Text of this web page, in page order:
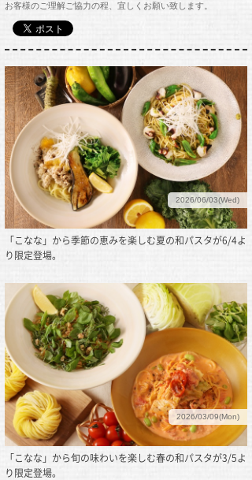
お客様のご理解ご協力の程、宜しくお願い致します。
2026/06/03(Wed)
「こなな」から季節の恵みを楽しむ夏の和パスタが6/4よ
り限定登場。
2026/03/09(Mon)
「こなな」から旬の味わいを楽しむ春の和パスタが3/5よ
り限定登場。